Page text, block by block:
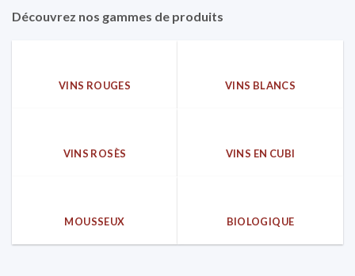
Découvrez nos gammes de produits
VINS ROUGES VINS BLANCS
VINS ROSÈS VINS EN CUBI
MOUSSEUX BIOLOGIQUE